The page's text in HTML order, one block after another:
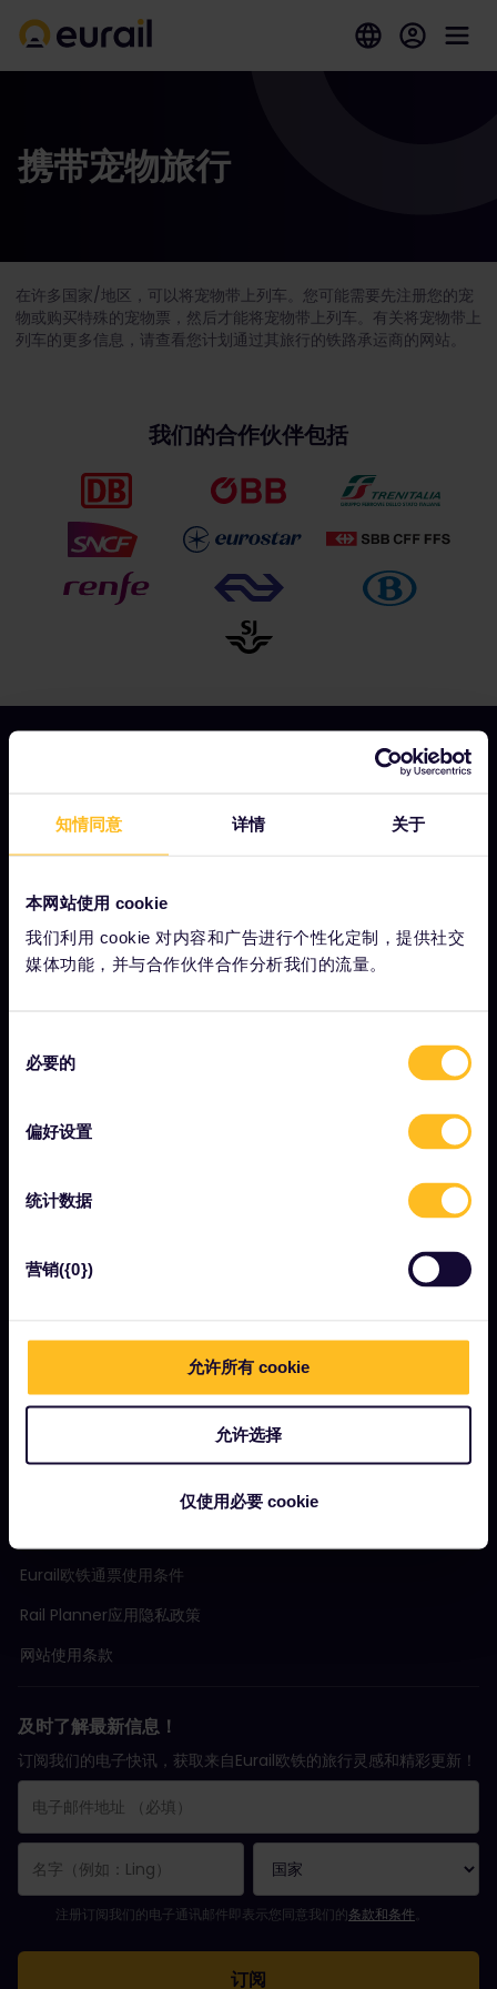
知情同意 详情 关于
本网站使用 cookie
我们利用 cookie 对内容和广告进行个性化定制，提供社交
媒体功能，并与合作伙伴合作分析我们的流量。
必要的
偏好设置
统计数据
营销({0})
允许所有 cookie
允许选择
仅使用必要 cookie
携带宠物旅行
在许多国家/地区，可以将宠物带上列车。 您可能需要先注册您的宠
物或购买特殊的宠物票，然后才能将宠物带上列车。有关将宠物带上
列车的更多信息，请查看您计划通过其旅行的铁路承运商的网站。
我们的合作伙伴包括
我们的公司
关于我们
工作机会
新闻中心
成为我们的合作伙伴
如何使用您的通票
社区
Eurail欧铁通票使用条件
Rail Planner应用隐私政策
网站使用条款
及时了解最新信息！
订阅我们的电子快讯，获取来自Eurail欧铁的旅行灵感和精彩更新！
您已成功订阅。
电子邮件地址栏为必填栏！
电子邮件地址无效！
订阅电子通讯时出错。请稍后重试。
您已订阅此电子通讯！
请同意有关订阅电子通讯的条款和条件。
注册订阅我们的电子通讯邮件即表示您同意我们的条款和条件